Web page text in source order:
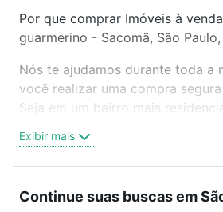
Por que comprar Imóveis à
guarmerino - Sacomã, São
Nós te ajudamos durante toda a
você realizar uma compra
Seja em um bairro mais
oferta ideal de Imóveis à venda
guarmerino - Sacomã, São
ou por videochamada, é grátis,
Exibir mais
Continue suas buscas em